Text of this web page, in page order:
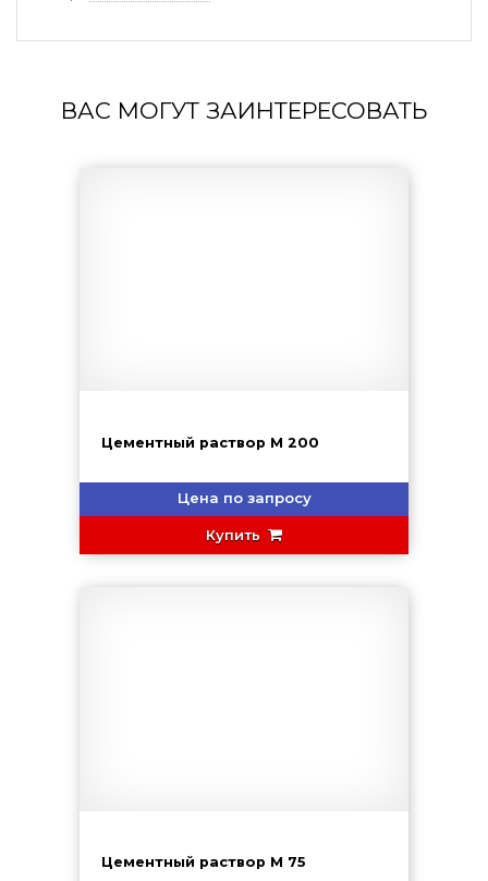
ВАС МОГУТ ЗАИНТЕРЕСОВАТЬ
Цементный раствор М 200
Цена по запросу
Купить
Цементный раствор М 75